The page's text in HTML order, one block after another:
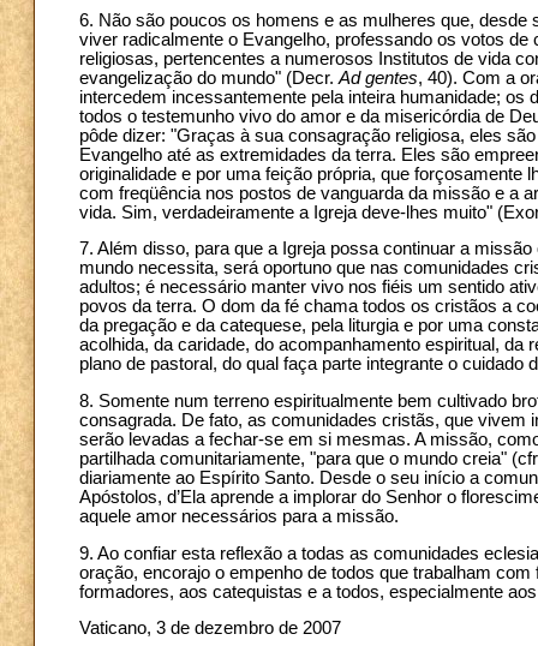
6. Não são poucos os homens e as mulheres que,
viver radicalmente o Evangelho, professando os votos
religiosas, pertencentes a numerosos Institutos de vida
evangelização do mundo" (Decr. Ad gentes, 40). Com a
intercedem incessantemente pela inteira humanidade;
todos o testemunho vivo do amor e da misericórdia de
pôde dizer: "Graças à sua consagração religiosa, eles
Evangelho até as extremidades da terra. Eles são
originalidade e por uma feição própria, que
com freqüência nos postos de vanguarda da missão e a
vida. Sim, verdadeiramente a Igreja deve-lhes muito"
7. Além disso, para que a Igreja possa continuar a
mundo necessita, será oportuno que nas comunidades
adultos; é necessário manter vivo nos fiéis um sentido
povos da terra. O dom da fé chama todos os cristãos a
da pregação e da catequese, pela liturgia e por uma
acolhida, da caridade, do acompanhamento espiritual,
plano de pastoral, do qual faça parte integrante o cuidado
8. Somente num terreno espiritualmente bem cultivado
consagrada. De fato, as comunidades cristãs, que vivem
serão levadas a fechar-se em si mesmas. A missão,
partilhada comunitariamente, "para que o mundo creia"
diariamente ao Espírito Santo. Desde o seu início a
Apóstolos, d’Ela aprende a implorar do Senhor o
aquele amor necessários para a missão.
9. Ao confiar esta reflexão a todas as comunidades
oração, encorajo o empenho de todos que trabalham
formadores, aos catequistas e a todos, especialmente
Vaticano, 3 de dezembro de 2007